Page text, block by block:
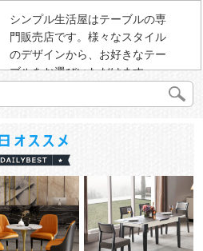
シンプル生活屋はテーブルの専
門販売店です。様々なスタイル
のデザインから、お好きなテー
ブルをお選びいただけます。